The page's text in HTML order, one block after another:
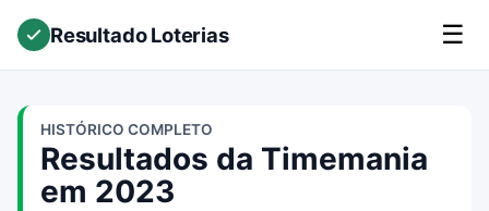
Resultado Loterias ☰
HISTÓRICO COMPLETO
Resultados da Timemania
em 2023